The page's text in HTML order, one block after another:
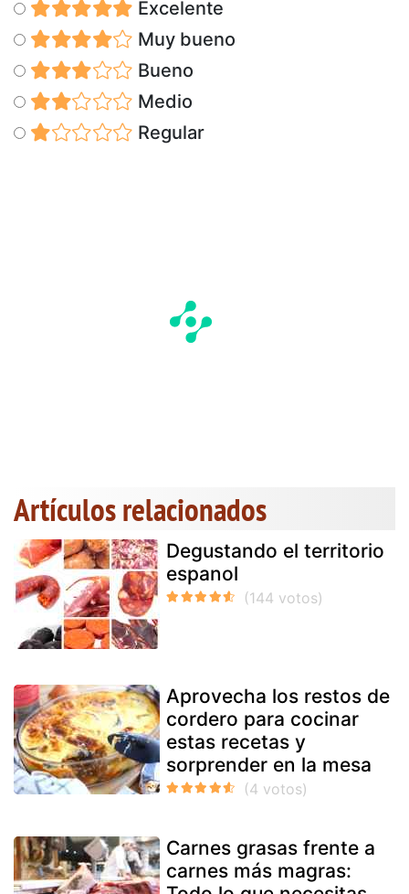
Excelente
Muy bueno
Bueno
Medio
Regular
Artículos relacionados
Degustando el territorio
espanol
Aprovecha los restos de
cordero para cocinar
estas recetas y
sorprender en la mesa
Carnes grasas frente a
carnes más magras: